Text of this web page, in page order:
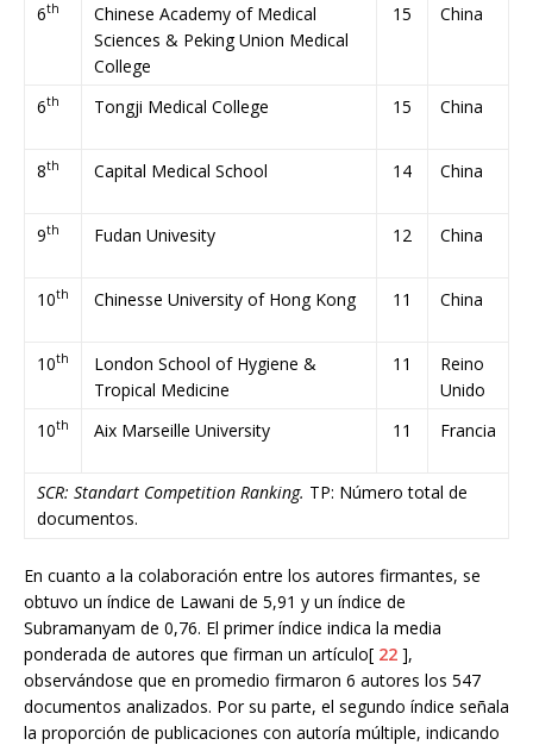
6th
Chinese Academy of Medical
Sciences & Peking Union Medical
College
15 China
6th Tongji Medical College 15 China
8th Capital Medical School 14 China
9th Fudan Univesity 12 China
10th Chinesse University of Hong Kong 11 China
10th
London School of Hygiene &
Tropical Medicine
11
Reino
Unido
10th Aix Marseille University 11 Francia
SCR: Standart Competition Ranking. TP: Número total de
documentos.
En cuanto a la colaboración entre los autores firmantes, se
obtuvo un índice de Lawani de 5,91 y un índice de
Subramanyam de 0,76. El primer índice indica la media
ponderada de autores que firman un artículo[ 22 ],
observándose que en promedio firmaron 6 autores los 547
documentos analizados. Por su parte, el segundo índice señala
la proporción de publicaciones con autoría múltiple, indicando